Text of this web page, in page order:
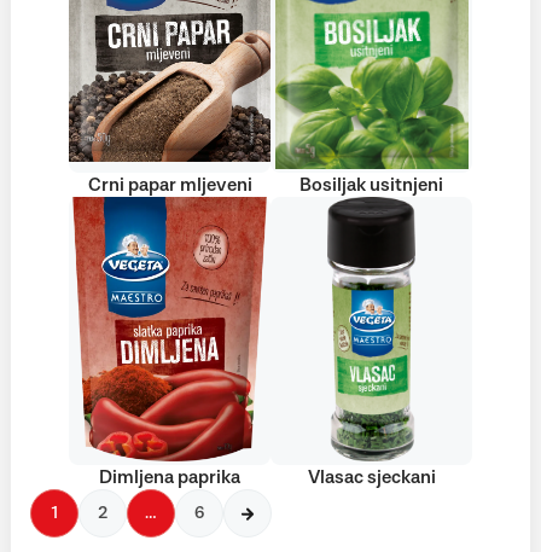
Crni papar mljeveni Bosiljak usitnjeni
Dimljena paprika Vlasac sjeckani
1 2 … 6